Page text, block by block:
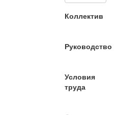
Коллектив
Руководство
Условия
труда